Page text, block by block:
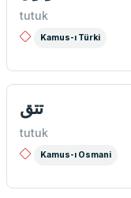
tutuk
Kamus-ı Türki
تتق
tutuk
Kamus-ı Osmani